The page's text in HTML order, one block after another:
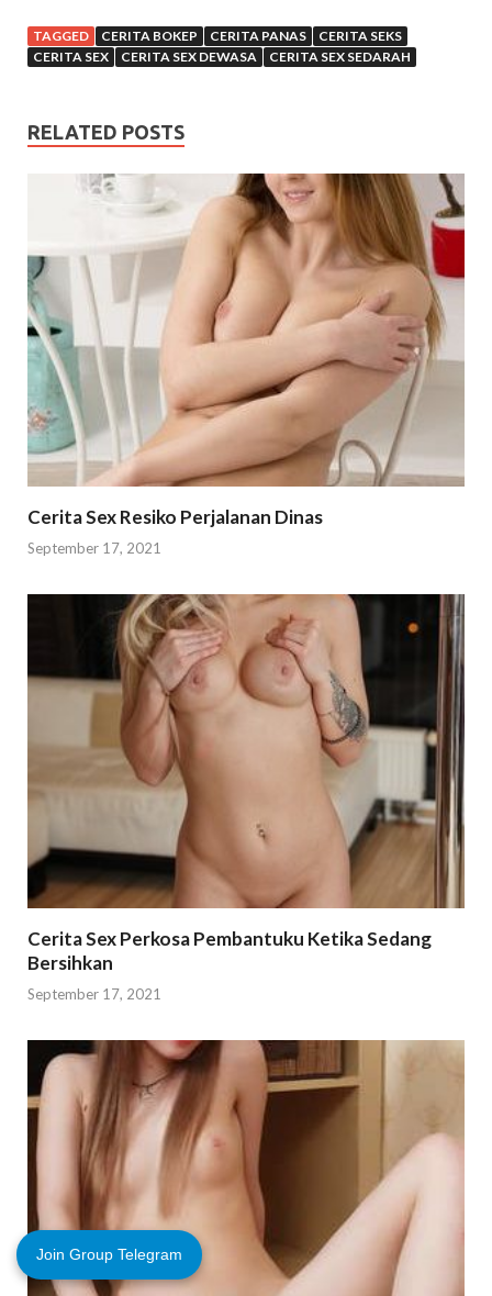
TAGGED CERITA BOKEP CERITA PANAS
CERITA SEKS
CERITA SEX
CERITA SEX DEWASA CERITA SEX SEDARAH
RELATED POSTS
Cerita Sex Resiko Perjalanan Dinas
September 17, 2021
Cerita Sex Perkosa Pembantuku Ketika Sedang
Bersihkan
September 17, 2021
Join Group Telegram